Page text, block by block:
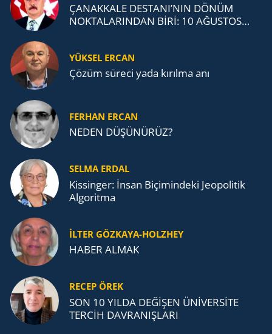
ÇANAKKALE DESTANI’NIN DÖNÜM
NOKTALARINDAN BİRİ: 10 AĞUSTOS
YÜKSEL ERCAN
Çözüm süreci yada kırılma anı
FERHAN ERCAN
NEDEN DÜŞÜNÜRÜZ?
SELMA ERDAL
Kissinger: İnsan Biçimindeki Jeopolitik
Algoritma
İLTER GÖZKAYA-HOLZHEY
HABER ALMAK
RECEP ÖREK
SON 10 YILDA DEĞİŞEN ÜNİVERSİTE
TERCİH DAVRANIŞLARI